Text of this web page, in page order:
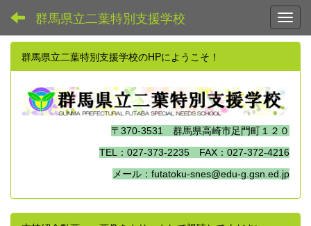
群馬県立二葉特別支援学校
群馬県立二葉特別支援学校のHPにようこそ！
〒370-3531 群馬県高崎市足門町１２０
TEL：027-373-2235 FAX：027-372-4216
メール：futatoku-snes@edu-g.gsn.ed.jp